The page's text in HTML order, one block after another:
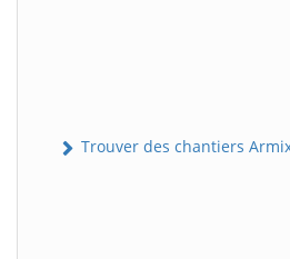
Trouver des chantiers